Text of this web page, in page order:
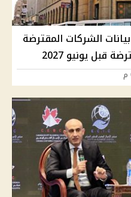
الشركات المقترضة